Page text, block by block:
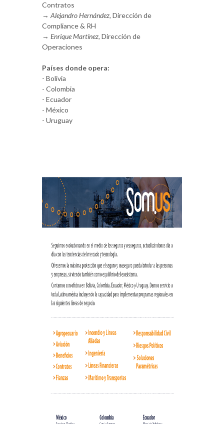
Contratos
→ Alejandro Hernández, Dirección de
Compliance & RH
→ Enrique Martínez, Dirección de
Operaciones
Países donde opera:
- Bolivia
- Colombia
- Ecuador
- México
- Uruguay